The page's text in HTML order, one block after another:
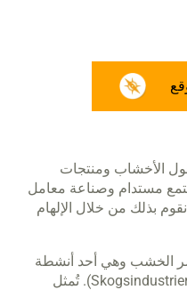
الأخشاب ومنتجات
مستدام وصناعة معامل
بذلك من خلال الإلهام
الخشب وهي أحد أنشطة
اتحاد صناعات الغابات السويدي (Skogsindustrierna). تُمثل